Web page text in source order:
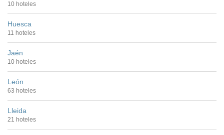
10 hoteles
Huesca
11 hoteles
Jaén
10 hoteles
León
63 hoteles
Lleida
21 hoteles